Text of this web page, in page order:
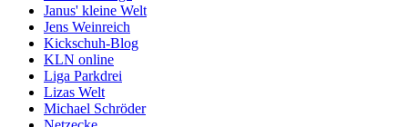
Janus' kleine Welt
Jens Weinreich
Kickschuh-Blog
KLN online
Liga Parkdrei
Lizas Welt
Michael Schröder